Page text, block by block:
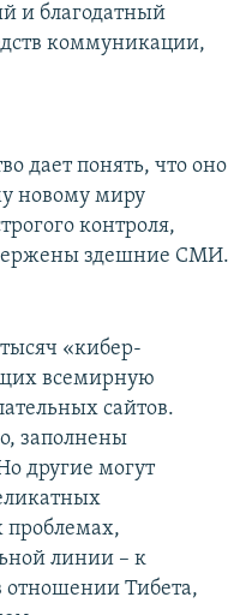
и благодатный
коммуникации,
дает понять, что оно
новому миру
контроля,
здешние СМИ.
«кибер-
всемирную
сайтов.
заполнены
другие могут
проблемах,
линии – к
отношении Тибета,